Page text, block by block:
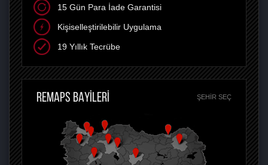
15 Gün Para İade Garantisi
Kişiselleştirilebilir Uygulama
19 Yıllık Tecrübe
REMAPS BAYİLERİ ŞEHIR SEÇ